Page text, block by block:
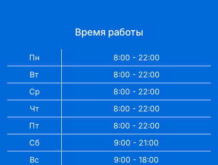
Время работы
Пн
8:00 - 22:00
Вт
8:00 - 22:00
Ср
8:00 - 22:00
Чт
8:00 - 22:00
Пт
8:00 - 22:00
Сб
9:00 - 21:00
Вс
9:00 - 18:00